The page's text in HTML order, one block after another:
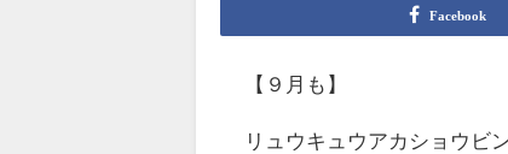
Facebook
【９月も】
リュウキュウアカショウビ